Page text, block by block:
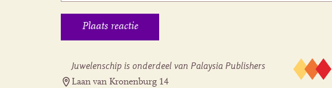
Juwelenschip is onderdeel van Palaysia Publishers
Laan van Kronenburg 14